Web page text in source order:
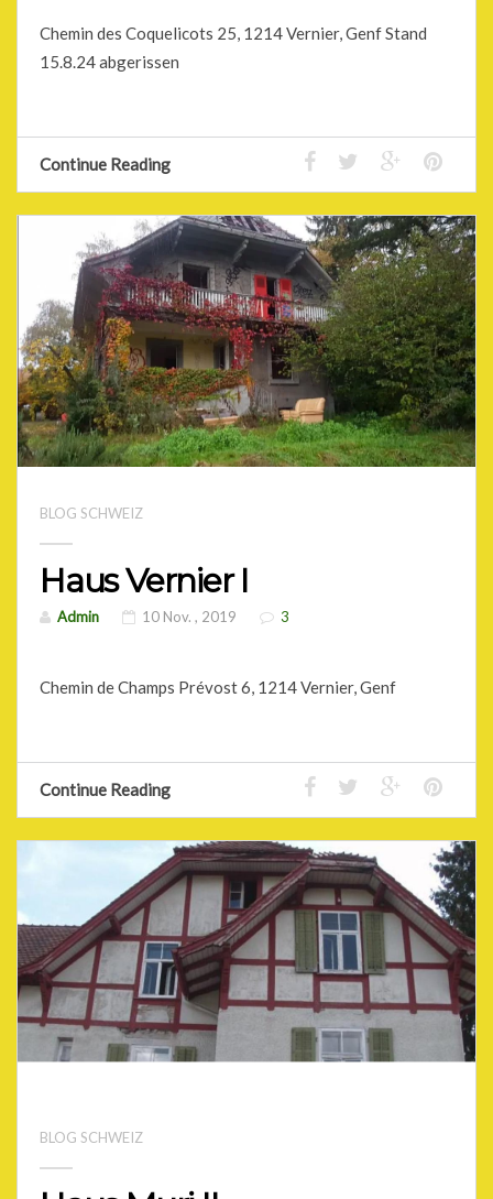
Chemin des Coquelicots 25, 1214 Vernier, Genf Stand
15.8.24 abgerissen
Continue Reading
BLOG SCHWEIZ
Haus Vernier I
Admin 10 Nov. , 2019 3
Chemin de Champs Prévost 6, 1214 Vernier, Genf
Continue Reading
BLOG SCHWEIZ